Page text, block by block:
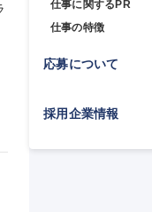
仕事に関するPR
仕事の特徴
応募について
採用企業情報